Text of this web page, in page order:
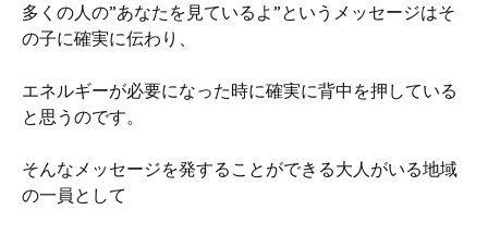
多くの人の”あなたを見ているよ”というメッセージはそ
の子に確実に伝わり、
エネルギーが必要になった時に確実に背中を押している
と思うのです。
そんなメッセージを発することができる大人がいる地域
の一員として